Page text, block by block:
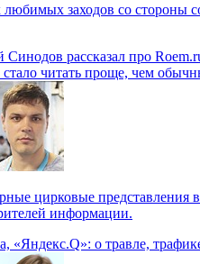
заходов со стороны
рассказал про
стало читать проще, чем
цирковые
информации.
«Яндекс.Q»: о травле,